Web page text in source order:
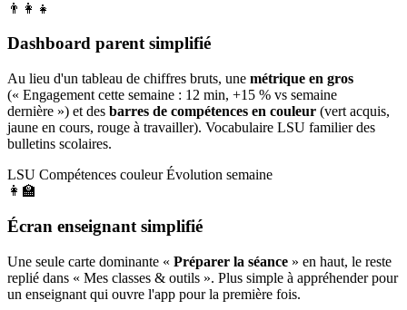
👨‍👩‍👧
Dashboard parent simplifié
Au lieu d'un tableau de chiffres bruts, une métrique en gros
(« Engagement cette semaine : 12 min, +15 % vs semaine
dernière ») et des barres de compétences en couleur (vert acquis,
jaune en cours, rouge à travailler). Vocabulaire LSU familier des
bulletins scolaires.
LSU Compétences couleur Évolution semaine
👩‍🏫
Écran enseignant simplifié
Une seule carte dominante « Préparer la séance » en haut, le reste
replié dans « Mes classes & outils ». Plus simple à appréhender pour
un enseignant qui ouvre l'app pour la première fois.